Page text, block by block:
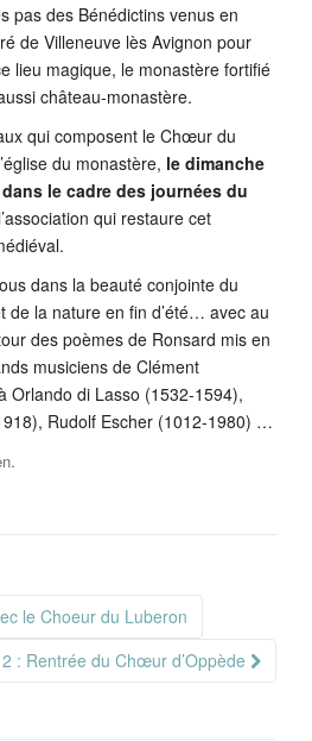
pas des Bénédictins venus en
de Villeneuve lès Avignon pour
lieu magique, le monastère fortifié
château-monastère.
qui composent le Chœur du
du monastère, le dimanche
le cadre des journées du
qui restaure cet
dans la beauté conjointe du
de la nature en fin d’été… avec au
des poèmes de Ronsard mis en
musiciens de Clément
Orlando di Lasso (1532-1594),
Rudolf Escher (1012-1980) …
.
le Choeur du Luberon
: Rentrée du Chœur d’Oppède